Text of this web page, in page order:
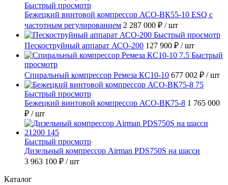
Быстрый просмотр
Бежецкий винтовой компрессор АСО-ВК55-10 ESQ с
частотным регулированием 2 287 000 ₽ / шт
Быстрый просмотр
Пескоструйный аппарат АСО-200 127 900 ₽ / шт
Быстрый
просмотр
Спиральный компрессор Ремеза КС10-10 677 002 ₽ / шт
Быстрый просмотр
Бежецкий винтовой компрессор АСО-ВК75-8 1 765 000
₽ / шт
Быстрый просмотр
Дизельный компрессор Airman PDS750S на шасси
3 963 100 ₽ / шт
Каталог